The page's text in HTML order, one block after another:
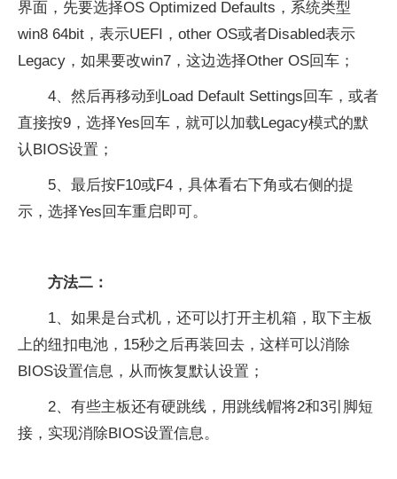
界面，先要选择OS Optimized Defaults，系统类型
win8 64bit，表示UEFI，other OS或者Disabled表示
Legacy，如果要改win7，这边选择Other OS回车；
4、然后再移动到Load Default Settings回车，或者
直接按9，选择Yes回车，就可以加载Legacy模式的默
认BIOS设置；
5、最后按F10或F4，具体看右下角或右侧的提
示，选择Yes回车重启即可。
方法二：
1、如果是台式机，还可以打开主机箱，取下主板
上的纽扣电池，15秒之后再装回去，这样可以消除
BIOS设置信息，从而恢复默认设置；
2、有些主板还有硬跳线，用跳线帽将2和3引脚短
接，实现消除BIOS设置信息。